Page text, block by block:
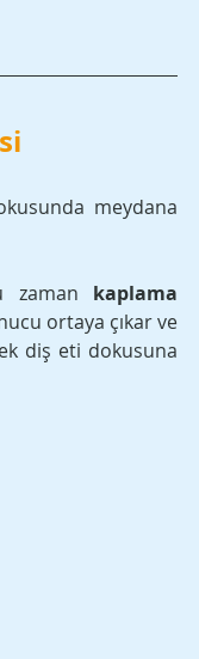
meydana
zaman kaplama
ortaya çıkar ve
diş eti dokusuna